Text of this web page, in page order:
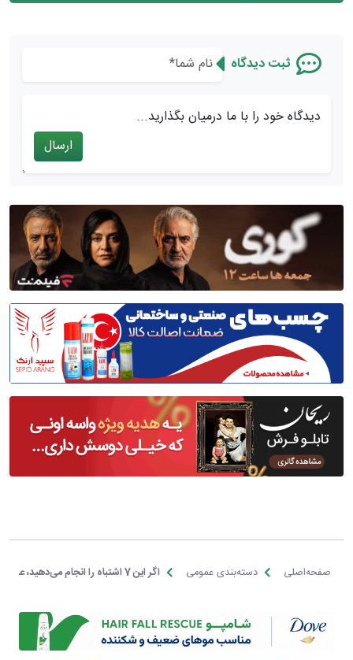
ثبت دیدگاه
دیدگاه خود را با ما درمیان بگذارید...
ارسال